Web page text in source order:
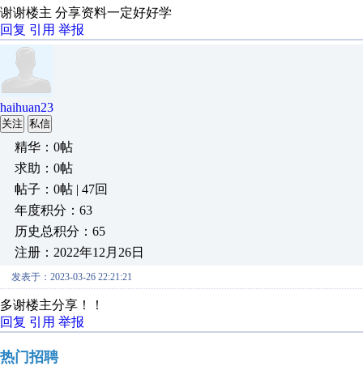
谢谢楼主 分享资料一定好好学
回复 引用 举报
haihuan23
关注 私信
精华：0帖
求助：0帖
帖子：0帖 | 47回
年度积分：63
历史总积分：65
注册：2022年12月26日
发表于：2023-03-26 22:21:21
多谢楼主分享！！
回复 引用 举报
热门招聘